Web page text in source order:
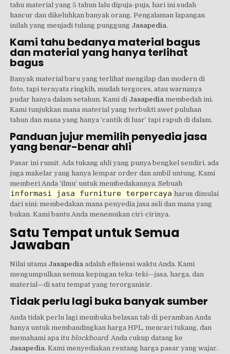
tahu material yang 5 tahun lalu dipuja-puja, hari ini sudah
hancur dan dikeluhkan banyak orang. Pengalaman lapangan
inilah yang menjadi tulang punggung Jasapedia.
Kami tahu bedanya material bagus
dan material yang hanya terlihat
bagus
Banyak material baru yang terlihat mengilap dan modern di
foto, tapi ternyata ringkih, mudah tergores, atau warnanya
pudar hanya dalam setahun. Kami di Jasapedia membedah ini.
Kami tunjukkan mana material yang terbukti awet puluhan
tahun dan mana yang hanya ‘cantik di luar’ tapi rapuh di dalam.
Panduan jujur memilih penyedia jasa
yang benar-benar ahli
Pasar ini rumit. Ada tukang ahli yang punya bengkel sendiri, ada
juga makelar yang hanya lempar order dan ambil untung. Kami
memberi Anda ‘ilmu’ untuk membedakannya. Sebuah
informasi jasa furniture terpercaya harus dimulai
dari sini: membedakan mana penyedia jasa asli dan mana yang
bukan. Kami bantu Anda menemukan ciri-cirinya.
Satu Tempat untuk Semua
Jawaban
Nilai utama Jasapedia adalah efisiensi waktu Anda. Kami
mengumpulkan semua kepingan teka-teki—jasa, harga, dan
material—di satu tempat yang terorganisir.
Tidak perlu lagi buka banyak sumber
Anda tidak perlu lagi membuka belasan tab di peramban Anda
hanya untuk membandingkan harga HPL, mencari tukang, dan
memahami apa itu blockboard. Anda cukup datang ke
Jasapedia. Kami menyediakan rentang harga pasar yang wajar.